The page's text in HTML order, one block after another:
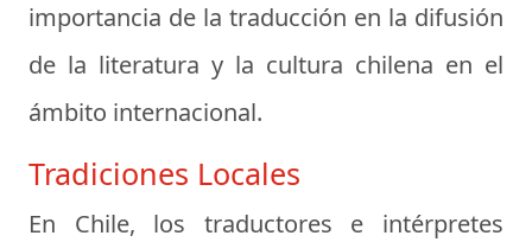
importancia de la traducción en la difusión
de la literatura y la cultura chilena en el
ámbito internacional.
Tradiciones Locales
En Chile, los traductores e intérpretes